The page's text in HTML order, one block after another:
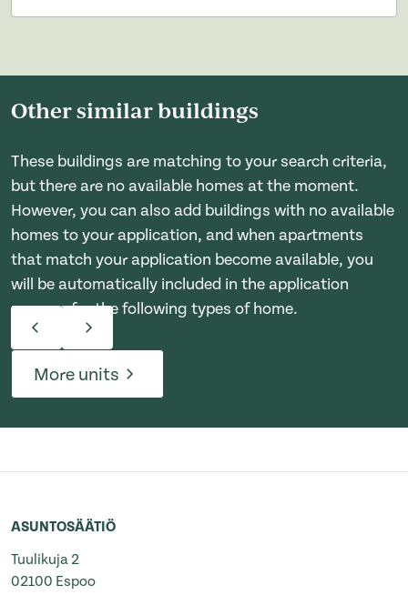
Other similar buildings
These buildings are matching to your search criteria,
but there are no available homes at the moment.
However, you can also add buildings with no available
homes to your application, and when apartments
that match your application become available, you
will be automatically included in the application
process for the following types of home.
More units
ASUNTOSÄÄTIÖ
Tuulikuja 2
02100 Espoo